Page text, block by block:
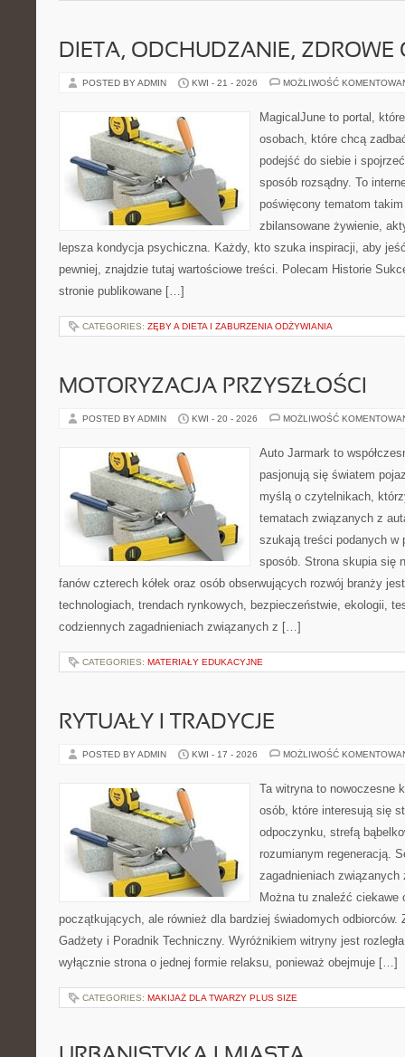
DIETA, ODCHUDZANIE, ZDROWE
POSTED BY ADMIN KWI - 21 - 2026 MOŻLIWOŚĆ
MagicalJune to portal,
osobach, które chcą
podejść do siebie i
sposób rozsądny. To
poświęcony tematom
zbilansowane żywienie,
lepsza kondycja psychiczna. Każdy, kto szuka inspiracji, aby
pewniej, znajdzie tutaj wartościowe treści. Polecam Historie
stronie publikowane […]
CATEGORIES: ZĘBY A DIETA I ZABURZENIA ODŻYWIANIA
MOTORYZACJA PRZYSZŁOŚCI
POSTED BY ADMIN KWI - 20 - 2026 MOŻLIWOŚĆ
Auto Jarmark to
pasjonują się światem
myślą o czytelnikach,
tematach związanych z
szukają treści podanych w
sposób. Strona skupia się
fanów czterech kółek oraz osób obserwujących rozwój branży
technologiach, trendach rynkowych, bezpieczeństwie, ekologii,
codziennych zagadnieniach związanych z […]
CATEGORIES: MATERIAŁY EDUKACYJNE
RYTUAŁY I TRADYCJE
POSTED BY ADMIN KWI - 17 - 2026 MOŻLIWOŚĆ
Ta witryna to nowoczesne
osób, które interesują się
odpoczynku, strefą
rozumianym regeneracją.
zagadnieniach
Można tu znaleźć ciekawe
początkujących, ale również dla bardziej świadomych odbiorców.
Gadżety i Poradnik Techniczny. Wyróżnikiem witryny jest
wyłącznie strona o jednej formie relaksu, ponieważ obejmuje […]
CATEGORIES: MAKIJAŻ DLA TWARZY PLUS SIZE